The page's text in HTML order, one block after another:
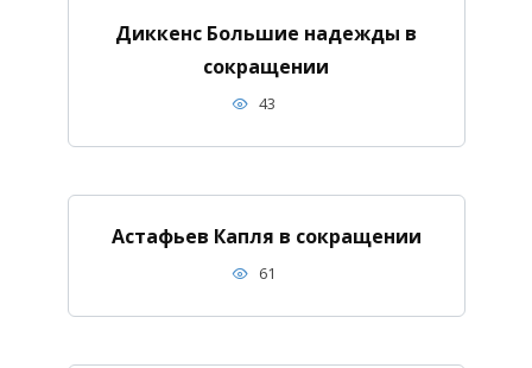
Диккенс Большие надежды в
сокращении
43
Астафьев Капля в сокращении
61